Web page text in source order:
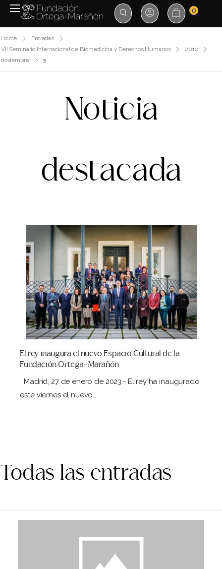
0
Home
Entradas
VII Seminario Internacional de Biomedicina y Derechos Humanos
2012
noviembre
5
Noticia
destacada
El rey inaugura el nuevo Espacio Cultural de la
Fundación Ortega-Marañón
Madrid, 27 de enero de 2023.- El rey ha inaugurado
este viernes el nuevo…
Todas las entradas